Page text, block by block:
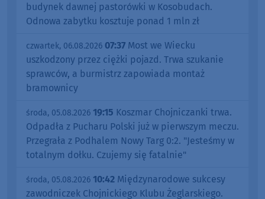
budynek dawnej pastorówki w Kosobudach.
Odnowa zabytku kosztuje ponad 1 mln zł
czwartek, 06.08.2026 07:37 Most we Wiecku
uszkodzony przez ciężki pojazd. Trwa szukanie
sprawców, a burmistrz zapowiada montaż
bramownicy
środa, 05.08.2026 19:15 Koszmar Chojniczanki trwa.
Odpadła z Pucharu Polski już w pierwszym meczu.
Przegrała z Podhalem Nowy Targ 0:2. "Jesteśmy w
totalnym dołku. Czujemy się fatalnie"
środa, 05.08.2026 10:42 Międzynarodowe sukcesy
zawodniczek Chojnickiego Klubu Żeglarskiego.